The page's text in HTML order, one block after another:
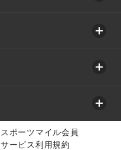
スポーツマイル会員
サービス利用規約